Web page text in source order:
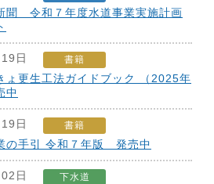
聞 令和７年度水道事業実施計画
日 書籍
ょ更生工法ガイドブック （2025年
中
日 書籍
の手引 令和７年版 発売中
日 下水道